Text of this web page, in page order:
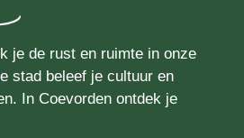
je de rust en ruimte in onze
stad beleef je cultuur en
In Coevorden ontdek je